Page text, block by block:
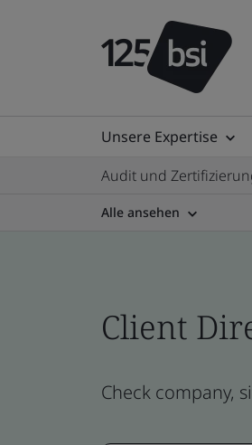
Unsere Expertise
Audit und
Alle ansehen
Client
Check company,